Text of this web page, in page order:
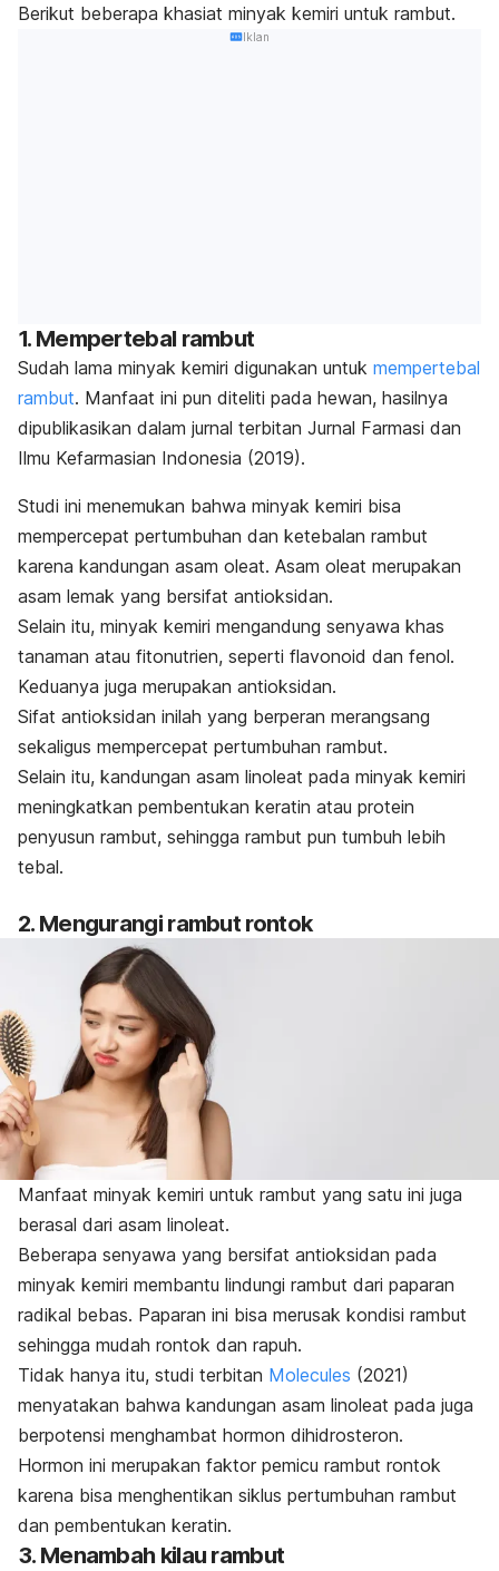
Berikut beberapa khasiat minyak kemiri untuk rambut.
Iklan
1. Mempertebal rambut
Sudah lama minyak kemiri digunakan untuk mempertebal
rambut. Manfaat ini pun diteliti pada hewan, hasilnya
dipublikasikan dalam jurnal terbitan Jurnal Farmasi dan
Ilmu Kefarmasian Indonesia (2019).
Studi ini menemukan bahwa minyak kemiri bisa
mempercepat pertumbuhan dan ketebalan rambut
karena kandungan asam oleat. Asam oleat merupakan
asam lemak yang bersifat antioksidan.
Selain itu, minyak kemiri mengandung senyawa khas
tanaman atau fitonutrien, seperti flavonoid dan fenol.
Keduanya juga merupakan antioksidan.
Sifat antioksidan inilah yang berperan merangsang
sekaligus mempercepat pertumbuhan rambut.
Selain itu, kandungan asam linoleat pada minyak kemiri
meningkatkan pembentukan keratin atau protein
penyusun rambut, sehingga rambut pun tumbuh lebih
tebal.
2. Mengurangi rambut rontok
Manfaat minyak kemiri untuk rambut yang satu ini juga
berasal dari asam linoleat.
Beberapa senyawa yang bersifat antioksidan pada
minyak kemiri membantu lindungi rambut dari paparan
radikal bebas. Paparan ini bisa merusak kondisi rambut
sehingga mudah rontok dan rapuh.
Tidak hanya itu, studi terbitan Molecules (2021)
menyatakan bahwa kandungan asam linoleat pada juga
berpotensi menghambat hormon dihidrosteron.
Hormon ini merupakan faktor pemicu rambut rontok
karena bisa menghentikan siklus pertumbuhan rambut
dan pembentukan keratin.
3. Menambah kilau rambut